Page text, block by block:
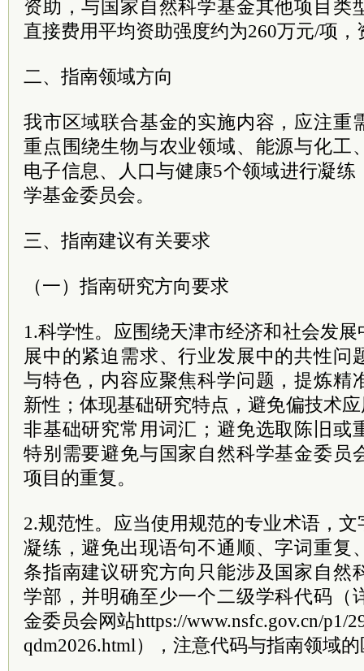
资助，与国家自然科学基金其他项目类
直接费用平均资助强度约为260万元/项，
二、指南领域方向
我市区域联合基金的实施内容，应注重
重点围绕生物与农业领域、能源与化工
电子信息、人口与健康5个领域进行凝
学基金委员会。
三、指南建议有关要求
（一）指南研究方向要求
1.科学性。应围绕天津市经济和社会发
展中的紧迫需求、行业发展中的共性问
与特色，内容应聚焦科学问题，提炼精
新性；体现基础研究特点，避免偏技术
非基础研究常用词汇；避免选取陈旧或
特别需要避免与国家自然科学基金委员
项目的重复。
2.规范性。应当使用规范的专业术语，
凝练，避免出现语句不通顺、字词重复
条指南建议研究方向只能涉及国家自然
学部，并明确至少一个二级学科代码（
金委员会网站https://www.nsfc.gov.cn/p1/
qdm2026.html），注意代码与指南领域